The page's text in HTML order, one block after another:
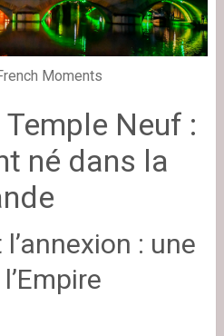
Moments
Temple Neuf :
né dans la
: une